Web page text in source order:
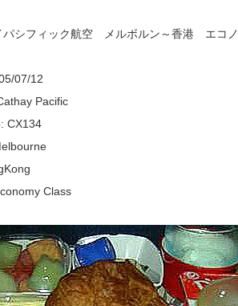
パシフィック航空 メルボルン～香港 エコ
07/12
Pacific
CX134
Class